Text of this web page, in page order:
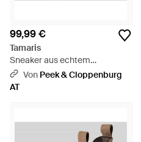
99,99 €
Tamaris
Sneaker aus echtem
Rindsleder - Natur
Von Peek & Cloppenburg
AT